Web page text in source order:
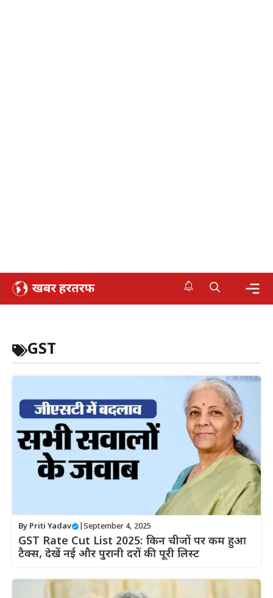
Skip
GST
By Priti Yadav September 4, 2025
GST Rate Cut List 2025: किन चीजों पर कम हुआ
टैक्स, देखें नई और पुरानी दरों की पूरी लिस्ट